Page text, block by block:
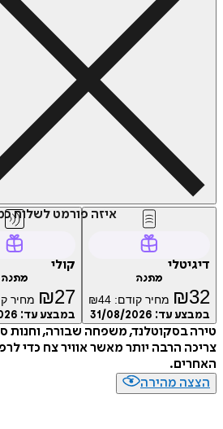
איזה פורמט לשלוח
דיגיטלי
מתנה
₪32 מחיר קודם: ₪44
במבצע עד: 31/08/2026
קולי
מתנה
₪27 מחיר
במבצע עד:
טירה בסקוטלנד, משפחה שבורה, וחנות
צריכה הרבה יותר מאשר אוויר צח כדי
האחרים.
הצצה מהירה